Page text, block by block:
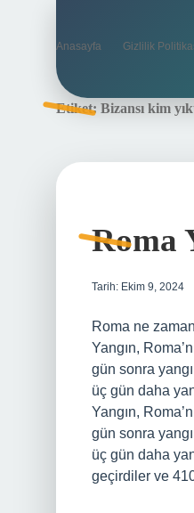
Anasayfa Gizlilik
Etiket: Bizansı kim
Roma
Tarih: Ekim 9, 2024
Roma ne
Yangın,
gün sonra
üç gün daha
Yangın,
gün sonra
üç gün daha
geçirdiler ve